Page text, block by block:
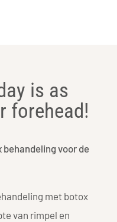
is as
forehead!
behandeling voor de
met botox
van rimpel en